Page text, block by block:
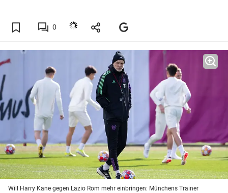
0
Will Harry Kane gegen Lazio Rom mehr einbringen: Münchens Trainer